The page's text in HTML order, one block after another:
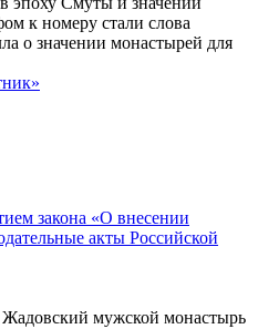
к номеру стали слова
о значении монастырей для
закона «О внесении
акты Российской
мужской монастырь